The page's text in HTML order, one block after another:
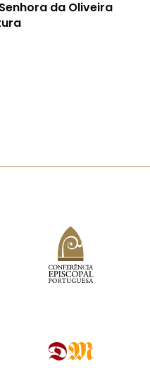
da Oliveira